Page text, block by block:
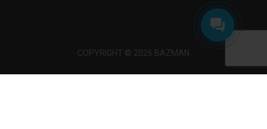
COPYRIGHT © 2026 BAZMAN